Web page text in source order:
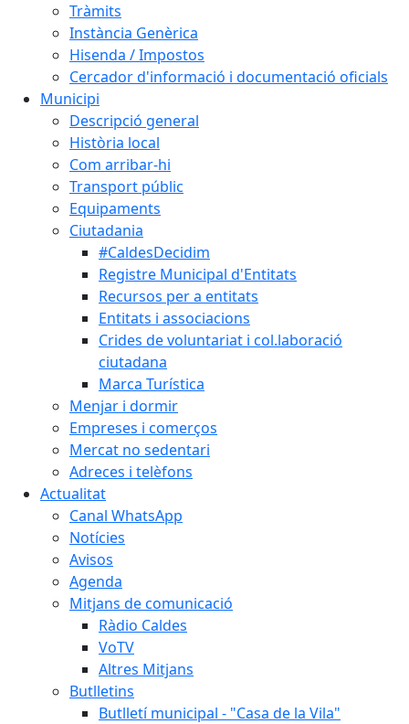
Tràmits
Instància Genèrica
Hisenda / Impostos
Cercador d'informació i documentació oficials
Municipi
Descripció general
Història local
Com arribar-hi
Transport públic
Equipaments
Ciutadania
#CaldesDecidim
Registre Municipal d'Entitats
Recursos per a entitats
Entitats i associacions
Crides de voluntariat i col.laboració
ciutadana
Marca Turística
Menjar i dormir
Empreses i comerços
Mercat no sedentari
Adreces i telèfons
Actualitat
Canal WhatsApp
Notícies
Avisos
Agenda
Mitjans de comunicació
Ràdio Caldes
VoTV
Altres Mitjans
Butlletins
Butlletí municipal - "Casa de la Vila"